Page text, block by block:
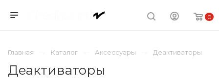
0
Главная Каталог Аксессуары Деактиваторы
Деактиваторы